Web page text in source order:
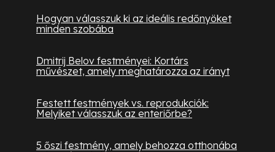
Hogyan válasszuk ki az ideális redőnyöket
minden szobába
Dmitrij Belov festményei: Kortárs
művészet, amely meghatározza az irányt
Festett festmények vs. reprodukciók:
Melyiket válasszuk az enteriőrbe?
5 őszi festmény, amely behozza otthonába